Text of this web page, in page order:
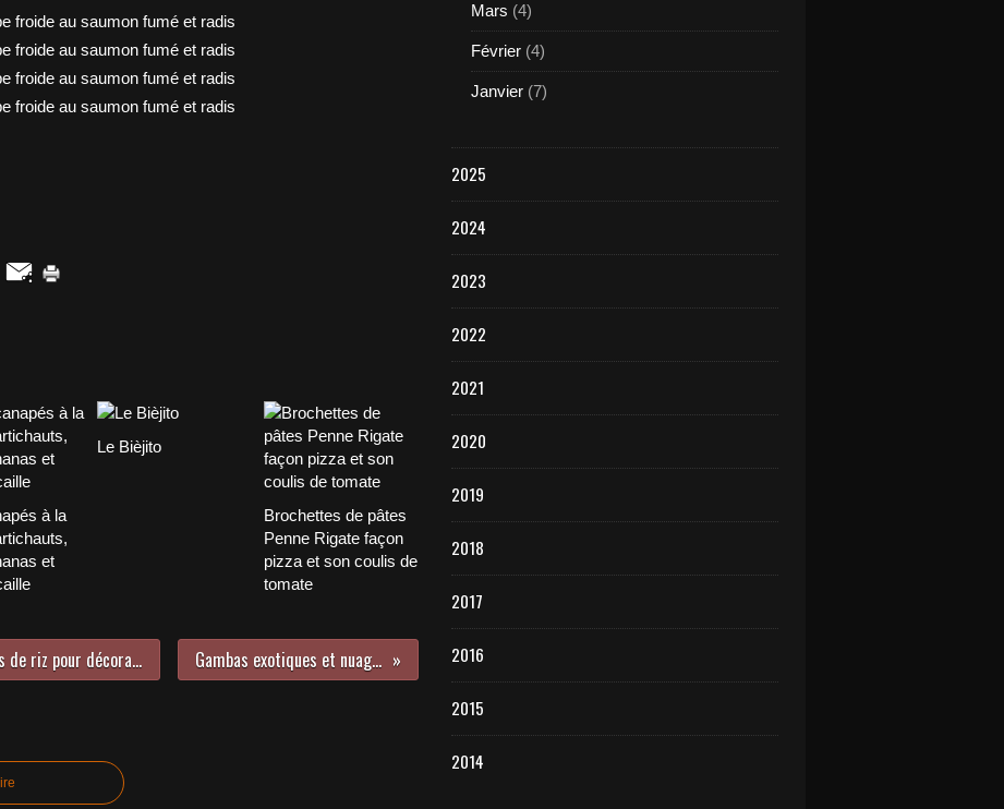
à la
et
Le Bièjito
Brochettes de pâtes
Penne Rigate façon
pizza et son coulis de
tomate
Technique du drapé de feuilles de riz pour décoration de plats sucrés ou salés. Gambas exotiques et nuages de lait de coco
Mars (4)
Février (4)
Janvier (7)
2025
2024
2023
2022
2021
2020
2019
2018
2017
2016
2015
2014